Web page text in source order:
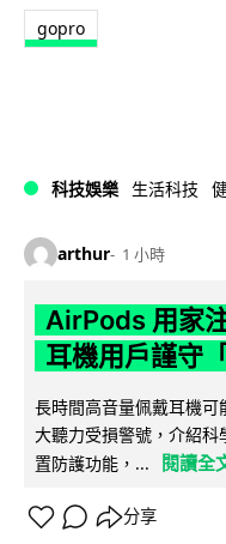
gopro
科技娛樂 生活科技
arthur 1 小時
AirPods 用家
耳機用戶謹守
長時間高音量佩戴耳機
大聽力受損警號，介紹
置防護功能，...
閱讀全
分享